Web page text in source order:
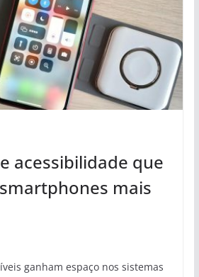
acessibilidade que
mais
ganham espaço nos sistemas